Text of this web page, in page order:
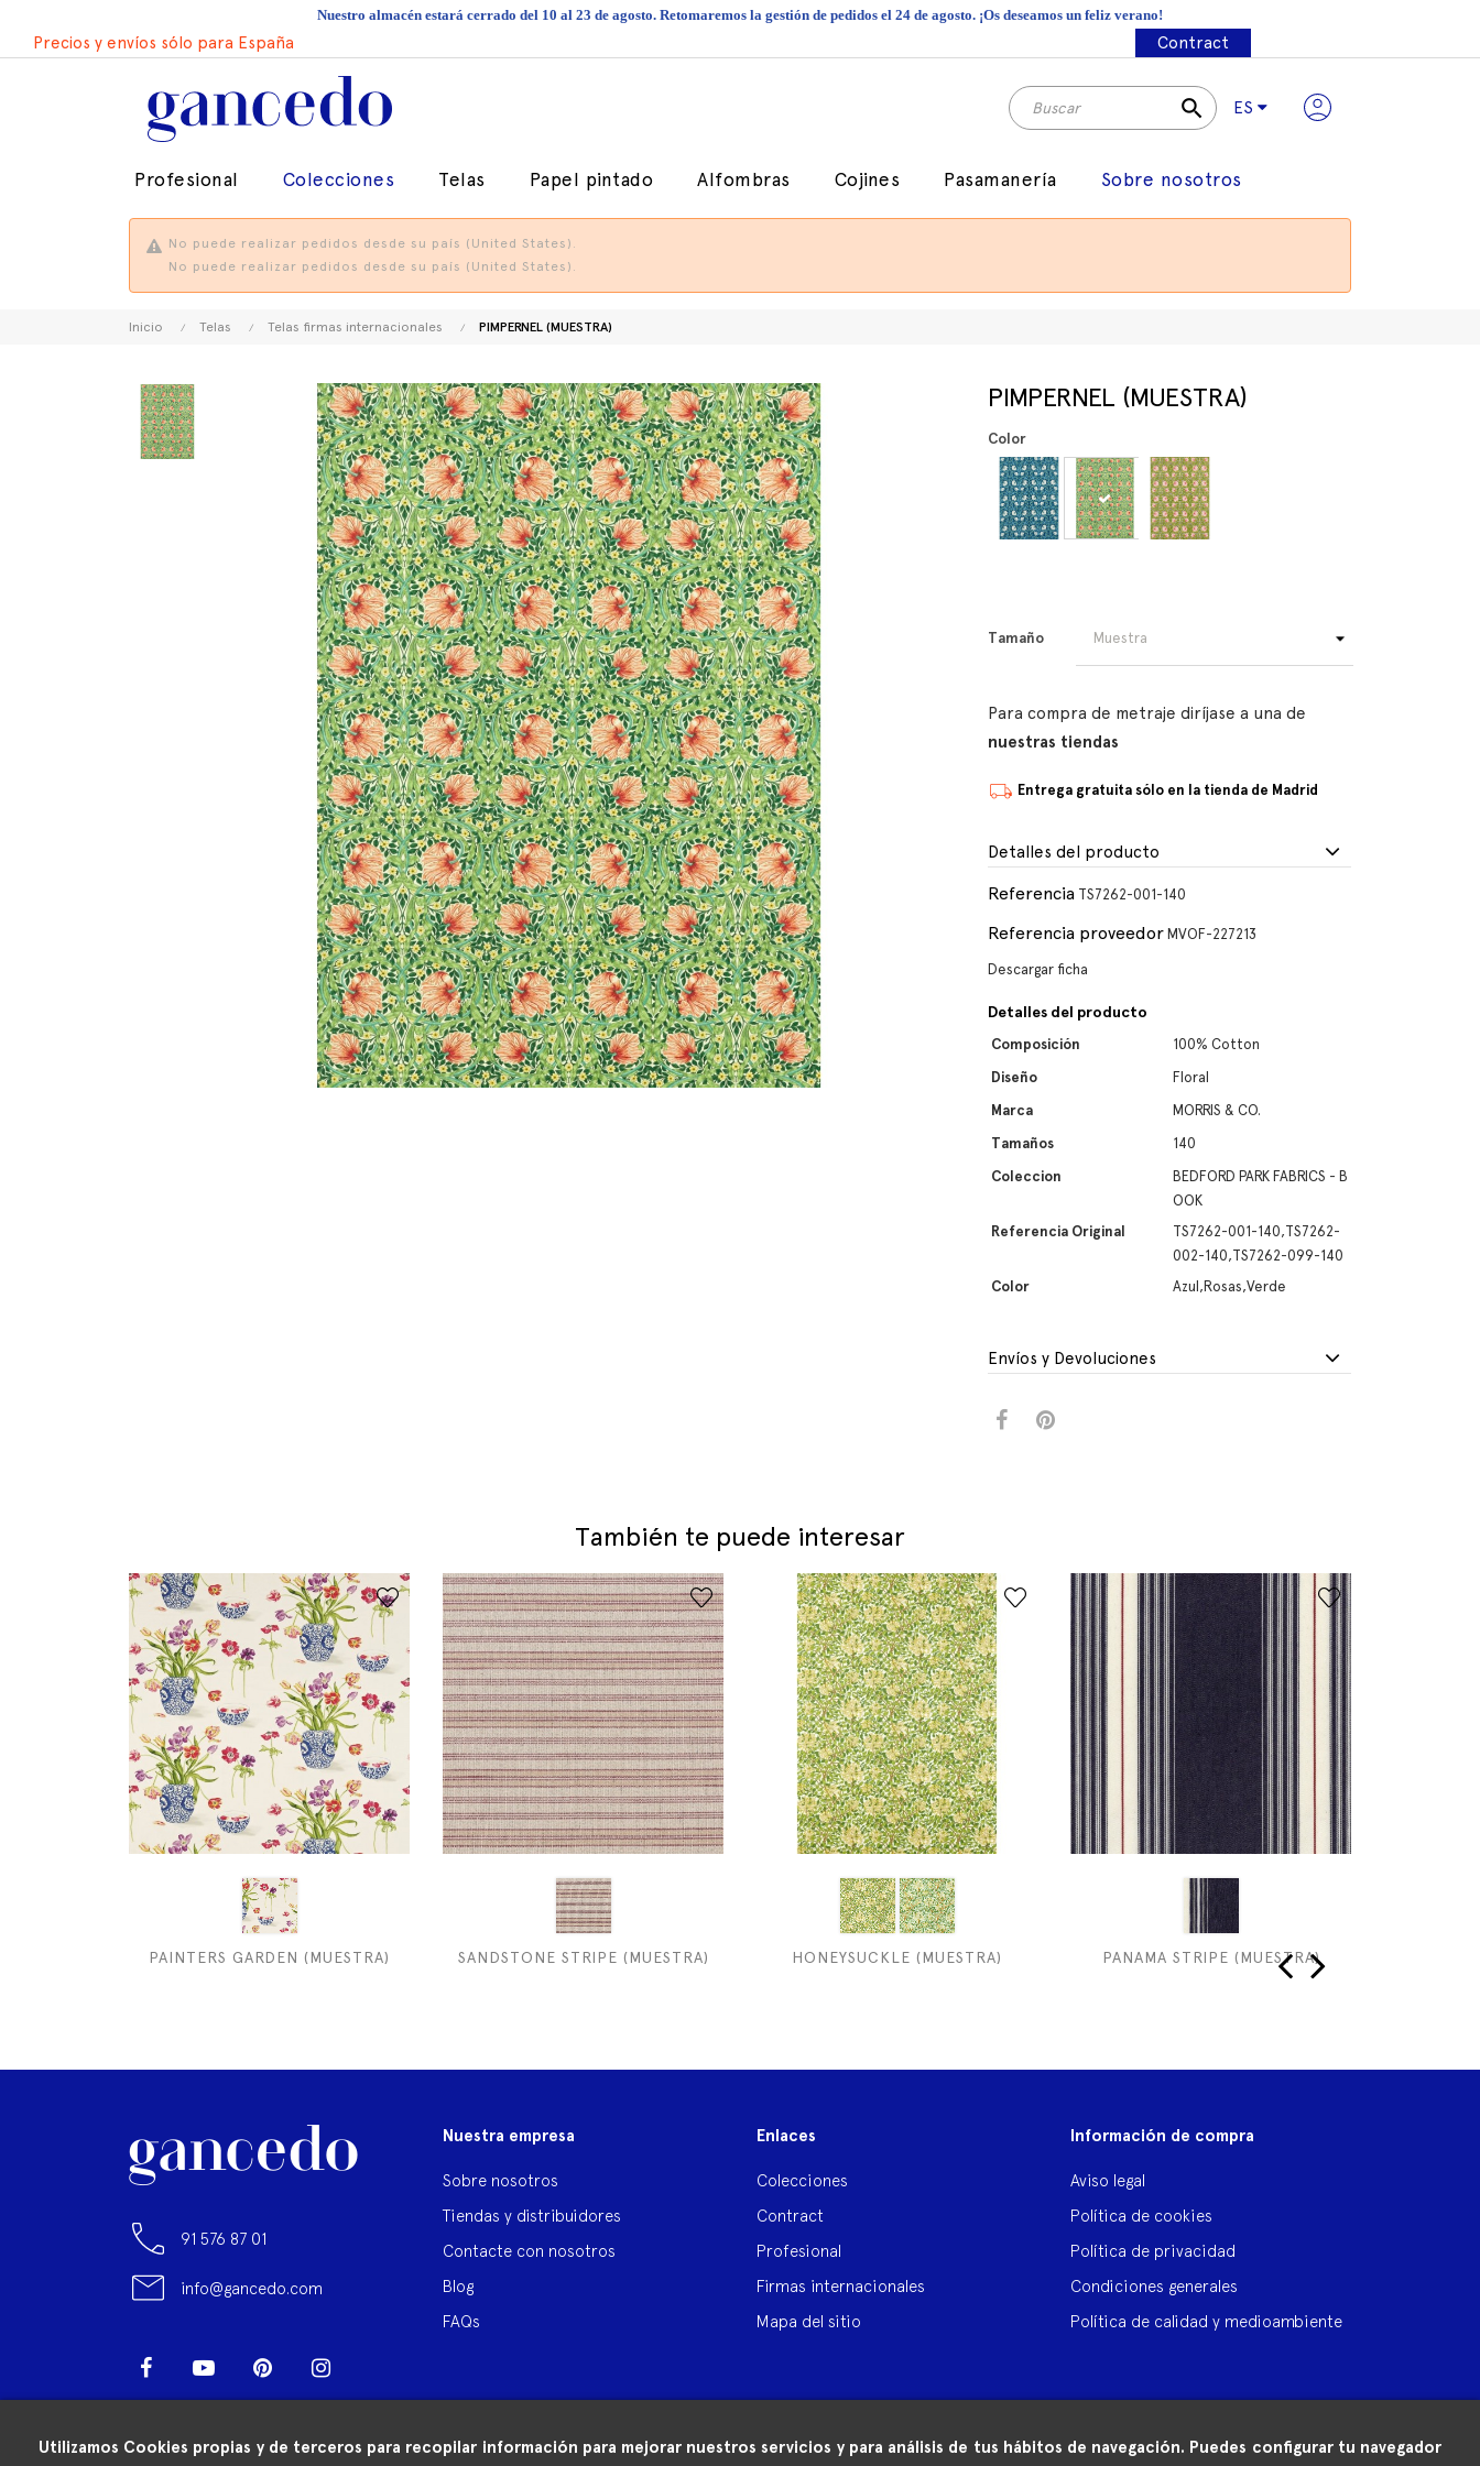
Utilizamos Cookies propias y de terceros para recopilar información para mejorar nuestros servicios y para análisis de tus hábitos de navegación. Puedes configurar tu navegador
Nuestro almacén estará cerrado del 10 al 23 de agosto. Retomaremos la gestión de pedidos el 24 de agosto. ¡Os deseamos un feliz verano!
Precios y envíos sólo para España Contract
search ES
Profesional Colecciones Telas Papel pintado Alfombras Cojines Pasamanería Sobre nosotros
No puede realizar pedidos desde su país (United States).
No puede realizar pedidos desde su país (United States).
Inicio Telas Telas firmas internacionales PIMPERNEL (MUESTRA)
PIMPERNEL (MUESTRA)
Color
Tamaño
Para compra de metraje diríjase a una de
nuestras tiendas
Entrega gratuita sólo en la tienda de Madrid
Detalles del producto
Referencia TS7262-001-140
Referencia proveedor MVOF-227213
Descargar ficha
Detalles del producto
Composición
100% Cotton
Diseño
Floral
Marca
MORRIS & CO.
Tamaños
140
Coleccion
BEDFORD PARK FABRICS - B
OOK
Referencia Original
TS7262-001-140,TS7262-
002-140,TS7262-099-140
Color
Azul,Rosas,Verde
Envíos y Devoluciones
También te puede interesar
PAINTERS GARDEN (MUESTRA) SANDSTONE STRIPE (MUESTRA) HONEYSUCKLE (MUESTRA) PANAMA STRIPE (MUESTRA)
91 576 87 01
info@gancedo.com
Facebook YouTube Pinterest
LinkedIn
Nuestra empresa
Sobre nosotros
Tiendas y distribuidores
Contacte con nosotros
Blog
FAQs
Enlaces
Colecciones
Contract
Profesional
Firmas internacionales
Mapa del sitio
Información de compra
Aviso legal
Política de cookies
Política de privacidad
Condiciones generales
Política de calidad y medioambiente